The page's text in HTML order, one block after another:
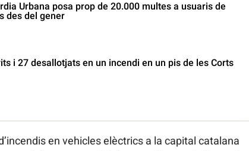
Urbana posa prop de 20.000 multes a usuaris de
des del gener
i 27 desallotjats en un incendi en un pis de les Corts
en vehicles elèctrics a la capital catalana